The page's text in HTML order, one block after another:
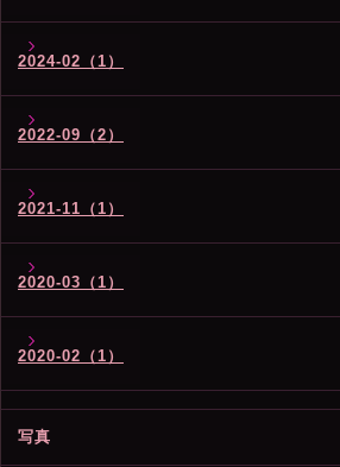
2024-02（1）
2022-09（2）
2021-11（1）
2020-03（1）
2020-02（1）
写真